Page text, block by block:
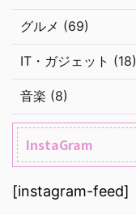
グルメ (69)
IT・ガジェット (18)
音楽 (8)
InstaGram
[instagram-feed]